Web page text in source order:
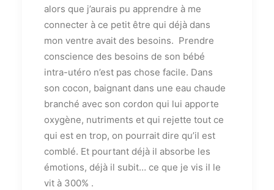
alors que j’aurais pu apprendre à me
connecter à ce petit être qui déjà dans
mon ventre avait des besoins. Prendre
conscience des besoins de son bébé
intra-utéro n’est pas chose facile. Dans
son cocon, baignant dans une eau chaude
branché avec son cordon qui lui apporte
oxygène, nutriments et qui rejette tout ce
qui est en trop, on pourrait dire qu’il est
comblé. Et pourtant déjà il absorbe les
émotions, déjà il subit… ce que je vis il le
vit à 300% .